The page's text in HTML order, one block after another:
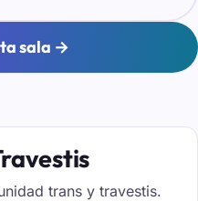
sala →
trans y travestis.